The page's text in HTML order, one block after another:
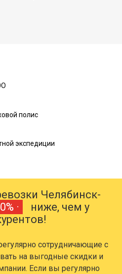
полис
экспедиции
Челябинск-
·
ниже, чем у
сотрудничающие с
на выгодные скидки и
Если вы регулярно